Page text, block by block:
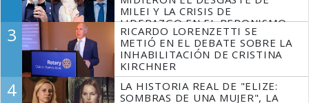
MILEI Y LA CRISIS DE
LIDERAZGO EN EL PERONISMO
3
RICARDO LORENZETTI SE
METIÓ EN EL DEBATE SOBRE LA
INHABILITACIÓN DE CRISTINA
KIRCHNER
4
LA HISTORIA REAL DE "ELIZE:
SOMBRAS DE UNA MUJER", LA